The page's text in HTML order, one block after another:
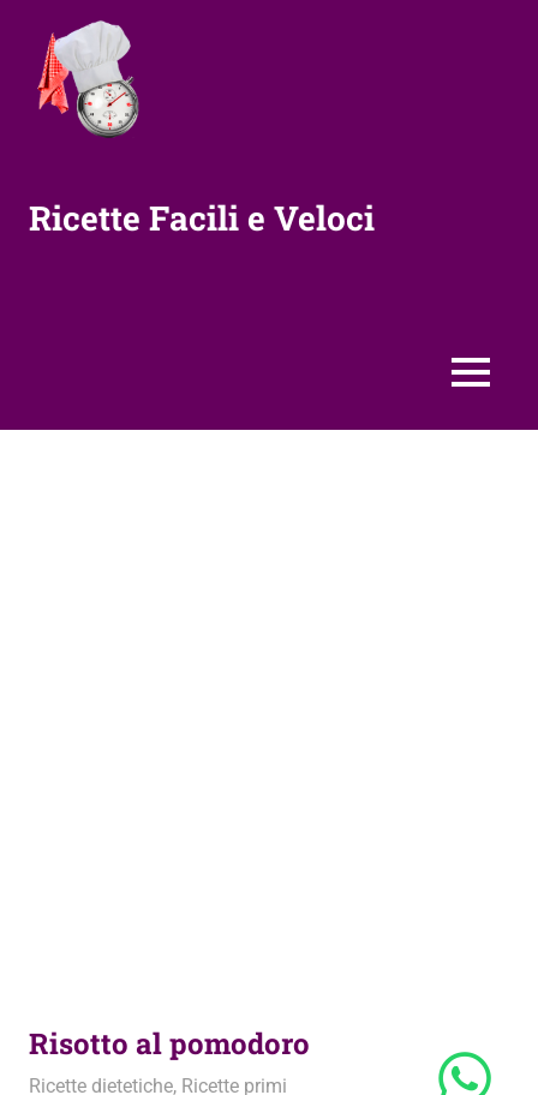
contenuto
Ricette Facili e Veloci
MENU
Risotto al pomodoro
21 Marzo 2011
admin
Ricette dietetiche, Ricette primi